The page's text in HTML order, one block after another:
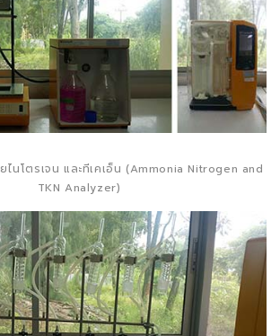
ไนโตรเจน และทีเคเอ็น (Ammonia Nitrogen and
TKN Analyzer)